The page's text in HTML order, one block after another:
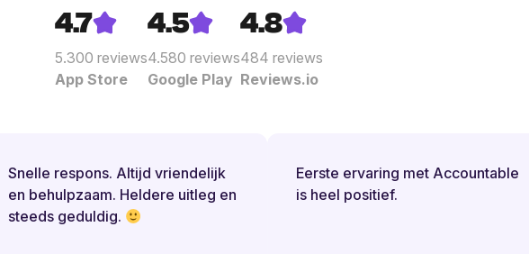
4.7
5.300 reviews
App Store
4.5
4.580 reviews
Google Play
4.8
484 reviews
Reviews.io
Snelle respons. Altijd vriendelijk
en behulpzaam. Heldere uitleg en
steeds geduldig.
Eerste ervaring met Accountable
is heel positief.